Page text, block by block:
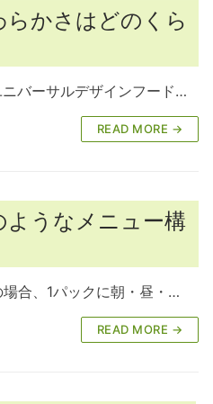
らかさはどのくら
バーサルデザインフード…
READ MORE →
ようなメニュー構
合、1パックに朝・昼・…
READ MORE →